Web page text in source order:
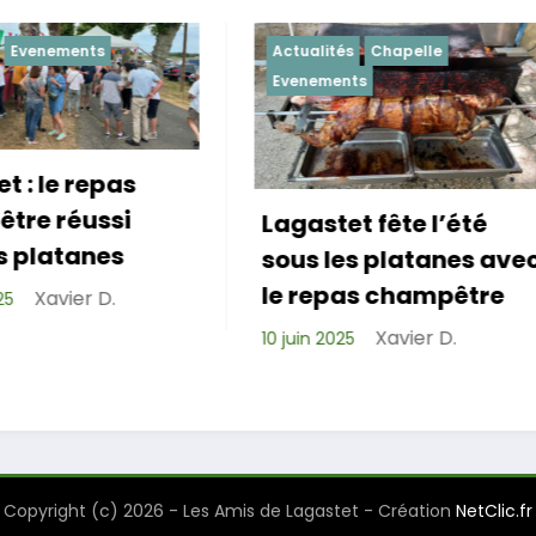
Actualités
Chapelle
Evenements
fête l’été
les platanes avec
repas champêtre
Actualités
Repas de
réussi pour les
de Lagastet !
Copyright (c) 2026 - Les Amis de Lagastet - Création NetClic.fr